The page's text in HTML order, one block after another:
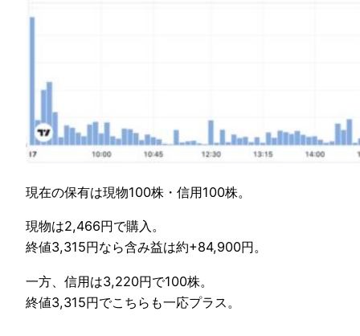
現在の保有は現物100株・信用100株。
現物は2,466円で購入。
終値3,315円なら含み益は約+84,900円。
一方、信用は3,220円で100株。
終値3,315円でこちらも一応プラス。